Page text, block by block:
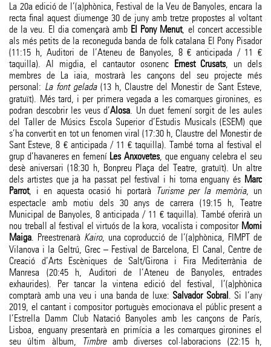
La 20a edició de l’(a)phònica, Festival de la Veu de Banyoles, encara la
recta final aquest diumenge 30 de juny amb tretze propostes al voltant
de la veu. El dia començarà amb El Pony Menut, el concert accessible
als més petits de la reconeguda banda de folk catalana El Pony Pisador
(11:15 h, Auditori de l’Ateneu de Banyoles, 8 € anticipada / 11 €
taquilla). Al migdia, el cantautor osonenc Ernest Crusats, un dels
membres de La iaia, mostrarà les cançons del seu projecte més
personal: La font gelada(13 h, Claustre del Monestir de Sant Esteve,
gratuït). Més tard, i per primera vegada a les comarques gironines, es
podran descobrir les veus d’Alosa. Un duet femení sorgit de les aules
del Taller de Músics Escola Superior d’Estudis Musicals (ESEM) que
s’ha convertit en tot un fenomen viral (17:30 h, Claustre del Monestir de
Sant Esteve, 8 € anticipada / 11 € taquilla). També torna al festival el
grup d’havaneres en femení Les Anxovetes, que enguany celebra el seu
desè aniversari (18:30 h, Bonpreu Plaça del Teatre, gratuït). Un altre
dels artistes que ja ha passat pel festival i hi torna enguany és Marc
Parrot, i en aquesta ocasió hi portarà Turisme per la memòria, un
espectacle amb motiu dels 30 anys de carrera (19:15 h, Teatre
Municipal de Banyoles, 8 anticipada / 11 € taquilla). També oferirà un
nou treball al festival el virtuós de la kora, vocalista i compositor Momi
Maiga. Preestrenarà Kairo, una coproducció de l’(a)phònica, FIMPT de
Vilanova i la Geltrú, Grec – Festival de Barcelona, El Canal, Centre de
Creació d’Arts Escèniques de Salt/Girona i Fira Mediterrània de
Manresa (20:45 h, Auditori de l’Ateneu de Banyoles, entrades
exhaurides). Per tancar la vintena edició del festival, l’(a)phònica
comptarà amb una veu i una banda de luxe: Salvador Sobral . Si l’any
2019, el cantant i compositor portuguès emocionava el públic present a
l’Estrella Damm Club Natació Banyoles amb les cançons de París,
Lisboa, enguany presentarà en primícia a les comarques gironines el
seu últim àlbum,
Timbreamb diverses col·laboracions (22:15 h,